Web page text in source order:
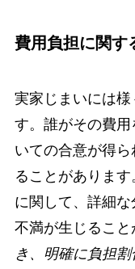
費用負担に関す
実家じまいには
す。誰がその費
いての合意が得
ることがありま
に関して、詳細な
不満が生じること
き、明確に負担